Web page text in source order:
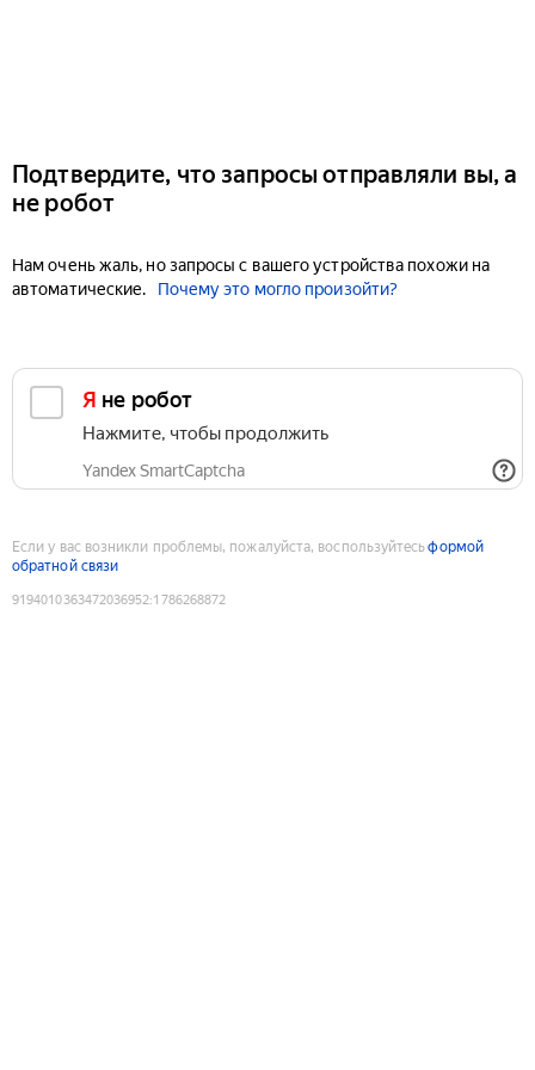
Подтвердите, что запросы отправляли вы, а
не робот
Нам очень жаль, но запросы с вашего устройства похожи на
автоматические.
Почему это могло произойти?
Я не робот
Нажмите, чтобы продолжить
Yandex SmartCaptcha
Если у вас возникли проблемы, пожалуйста, воспользуйтесьформой
обратной связи
9194010363472036952:1786268872